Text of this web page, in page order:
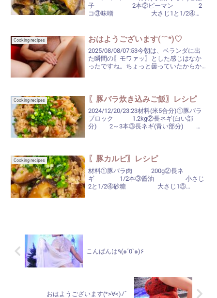
子 2本②ピーマン 2
コ③味噌 大さじ1と1/2④
大さじ1⑦すりごま 適量⑧ニンニ
ク...
Cooking recipes おはようございます(ˊ˘ˋ*)♡
2025/08/08/07:53今朝は、ベランダに出
た瞬間の〖モワァッ〗とした感じはなか
ったですね。ちょっと曇っていたからか
Cooking recipes 〖豚バラ炊き込みご飯〗レシピ
2024/12/20/23:23材料(米5合分)①豚バラ
ブロック 1.2kg②長ネギ(白い部
分) 2～3本③長ネギ(青い部分) 少
Cooking recipes 〖豚カルビ〗レシピ
材料①豚バラ肉 200g②長ネ
ギ 1/2本③醤油 小さじ
2と1/2④砂糖 大さじ1⑤
こんばんは٩(๑´0`๑)۶
おはようございます(*>∀<)ﾉ゛